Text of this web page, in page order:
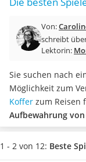
Rollschuhe für Kinder
Laufrad
Kinderschubkarre
Kinderuhr
Babyphone
Treppenschutzgitter
Kindersitz ab 4 Jahren
Kinderroller 3 Räder
Ferngesteuertes Auto
Von:
schreibt
Lektorin:
Sie suchen nach
Möglichkeit zum
Koffer zum Reisen
Aufbewahrung
Online-Tests ist
besonders stabil
1 - 2 von 12: Beste